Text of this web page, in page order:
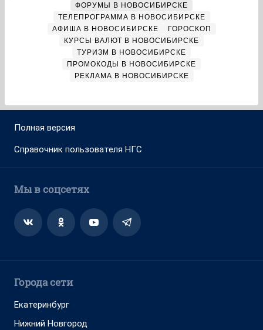
ФОРУМЫ В НОВОСИБИРСКЕ
ТЕЛЕПРОГРАММА В НОВОСИБИРСКЕ
АФИША В НОВОСИБИРСКЕ
ГОРОСКОП
КУРСЫ ВАЛЮТ В НОВОСИБИРСКЕ
ТУРИЗМ В НОВОСИБИРСКЕ
ПРОМОКОДЫ В НОВОСИБИРСКЕ
РЕКЛАМА В НОВОСИБИРСКЕ
Полная версия
Справочник пользователя НГС
Мы в соцсетях
Города сети
Екатеринбург
Нижний Новгород